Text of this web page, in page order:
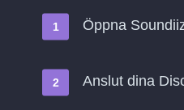
Öppna
Anslut dina